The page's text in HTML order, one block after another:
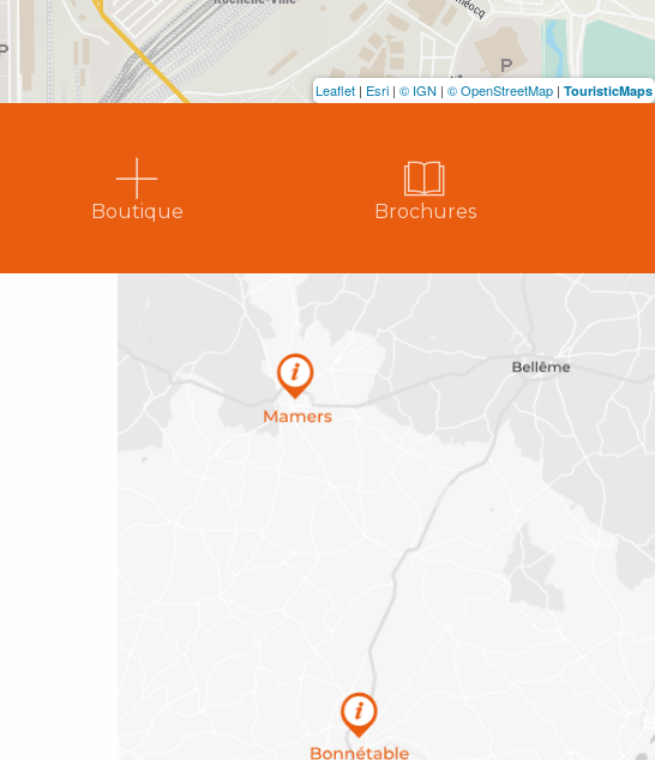
Leaflet | Esri | © IGN | © OpenStreetMap | TouristicMaps
Boutique Brochures